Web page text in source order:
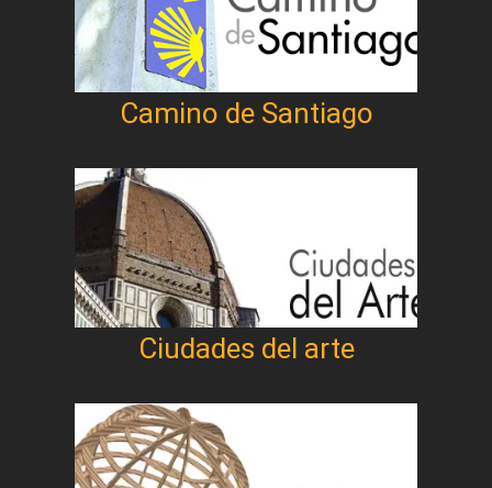
Camino de Santiago
Ciudades del arte